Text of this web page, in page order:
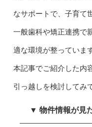
なサポートで、子育て
一般歯科や矯正連携で
適な環境が整っています
本記事でご紹介した内
引っ越しを検討してみ
▼ 物件情報が見